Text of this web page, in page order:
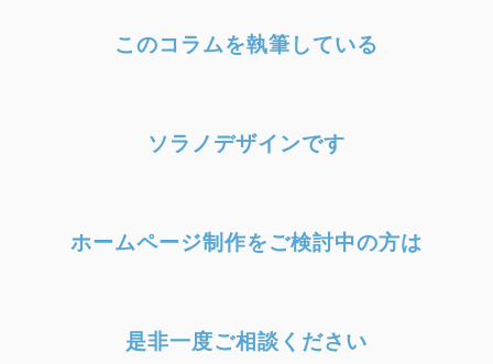
このコラムを執筆している
ソラノデザインです
ホームページ制作をご検討中の方は
是非一度ご相談ください